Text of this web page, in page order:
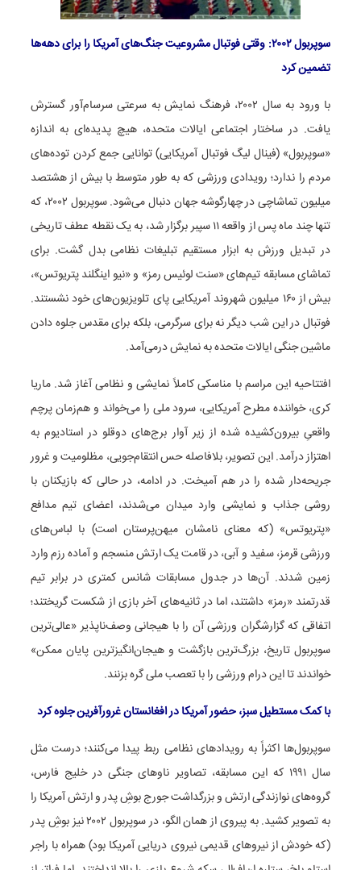
سوپربول۲۰۰۲: وقتی فوتبال مشروعیت جنگ‌های آمریکا را برای دهه‌ها
تضمین کرد
با ورود به سال ۲۰۰۲، فرهنگ نمایش به سرعتی سرسام‌آور گسترش
یافت. در ساختار اجتماعی ایالات متحده، هیچ پدیده‌ای به اندازه
«سوپربول» (فینال لیگ فوتبال آمریکایی) توانایی جمع کردن توده‌های
مردم را ندارد؛ رویدادی ورزشی که به طور متوسط با بیش از هشتصد
میلیون تماشاچی در چهارگوشه جهان دنبال می‌شود. سوپربول ۲۰۰۲، که
تنها چند ماه پس از واقعه ۱۱ سپبر برگزار شد، به یک نقطه عطف تاریخی
در تبدیل ورزش به ابزار مستقیم تبلیغات نظامی بدل گشت. برای
تماشای مسابقه تیم‌های «سنت لوئیس رمز» و «نیو اینگلند پتریوتس»،
بیش از ۱۶۰ میلیون شهروند آمریکایی پای تلویزیون‌های خود نشستند.
فوتبال در این شب دیگر نه برای سرگرمی، بلکه برای مقدس جلوه دادن
ماشین جنگی ایالات متحده به نمایش درمی‌آمد.
افتتاحیه این مراسم با مناسکی کاملاً نمایشی و نظامی آغاز شد. ماریا
کری، خواننده مطرح آمریکایی، سرود ملی را می‌خواند و هم‌زمان پرچم
واقعیِ بیرون‌کشیده شده از زیر آوار برج‌های دوقلو در استادیوم به
اهتزاز درآمد. این تصویر، بلافاصله حس انتقام‌جویی، مظلومیت و غرور
جریحه‌دار شده را در هم آمیخت. در ادامه، در حالی که بازیکنان با
روشی جذاب و نمایشی وارد میدان می‌شدند، اعضای تیم مدافع
«پتریوتس» (که معنای نامشان میهن‌پرستان است) با لباس‌های
ورزشی قرمز، سفید و آبی، در قامت یک ارتش منسجم و آماده رزم وارد
زمین شدند. آن‌ها در جدول مسابقات شانس کمتری در برابر تیم
قدرتمند «رمز» داشتند، اما در ثانیه‌های آخر بازی از شکست گریختند؛
اتفاقی که گزارشگران ورزشی آن را با هیجانی وصف‌ناپذیر «عالی‌ترین
سوپربول تاریخ، بزرگ‌ترین بازگشت و هیجان‌انگیزترین پایان ممکن»
خواندند تا این درام ورزشی را با تعصب ملی گره بزنند.
با کمک مستطیل سبز، حضور آمریکا در افغانستان غرورآفرین جلوه کرد
سوپربول‌ها اکثراً به رویدادهای نظامی ربط پیدا می‌کنند؛ درست مثل
سال ۱۹۹۱ که این مسابقه، تصاویر ناوهای جنگی در خلیج فارس،
گروه‌های نوازندگی ارتش و بزرگداشت جورج بوشِ پدر و ارتش آمریکا را
به تصویر کشید. به پیروی از همان الگو، در سوپربول ۲۰۰۲ نیز بوشِ پدر
(که خودش از نیروهای قدیمی نیروی دریایی آمریکا بود) همراه با راجر